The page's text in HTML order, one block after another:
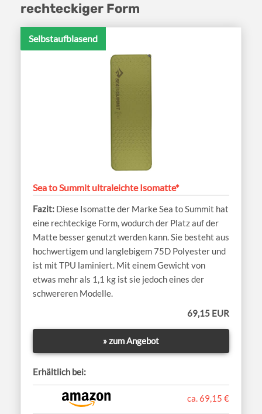
rechteckiger Form
Selbstaufblasend
Sea to Summit ultraleichte Isomatte*
Diese Isomatte der Marke Sea to Summit hat
eine rechteckige Form, wodurch der Platz auf der
Matte besser genutzt werden kann. Sie besteht aus
hochwertigem und langlebigem 75D Polyester und
ist mit TPU laminiert. Mit einem Gewicht von
etwas mehr als 1,1 kg ist sie jedoch eines der
schwereren Modelle.
69,15 EUR
» zum Angebot
Erhältlich bei:
ca. 69,15 €